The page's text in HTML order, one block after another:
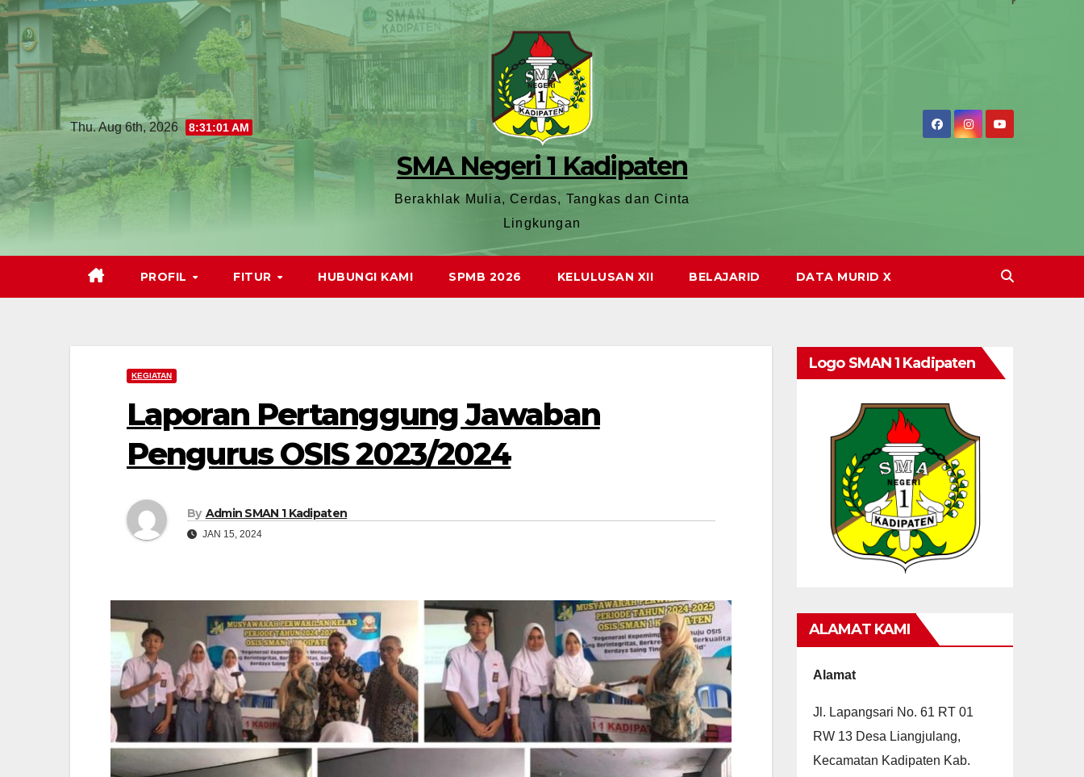
Thu. Aug 6th, 2026 8:31:02 AM
SMA Negeri 1 Kadipaten
Berakhlak Mulia, Cerdas, Tangkas dan Cinta
Lingkungan
PROFIL FITUR HUBUNGI KAMI SPMB 2026 KELULUSAN XII BELAJARID DATA MURID X
KEGIATAN
Laporan Pertanggung Jawaban
Pengurus OSIS 2023/2024
By Admin SMAN 1 Kadipaten
JAN 15, 2024
Logo SMAN 1 Kadipaten
ALAMAT KAMI
Alamat
Jl. Lapangsari No. 61 RT 01
RW 13 Desa Liangjulang,
Kecamatan Kadipaten Kab.